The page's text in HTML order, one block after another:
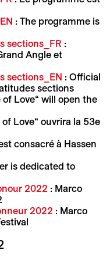
: The programme is
sections_FR :
Angle et
sections_EN : Official
sections
of Love“ will open the
of Love“ ouvrira la 53e
consacré à Hassen
is dedicated to
2022 : Marco
2022 : Marco